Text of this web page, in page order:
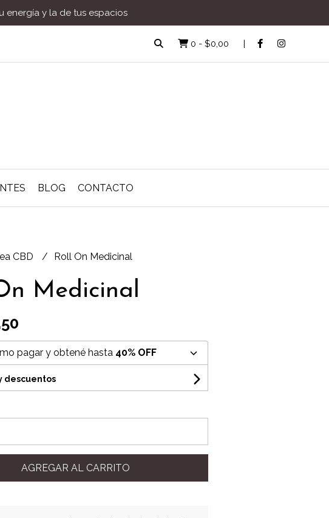
energía y la de tus espacios
0 - $0,00
BLOG CONTACTO
CBD Roll On Medicinal
Medicinal
pagar y obtené hasta 40% OFF
descuentos
AGREGAR AL CARRITO